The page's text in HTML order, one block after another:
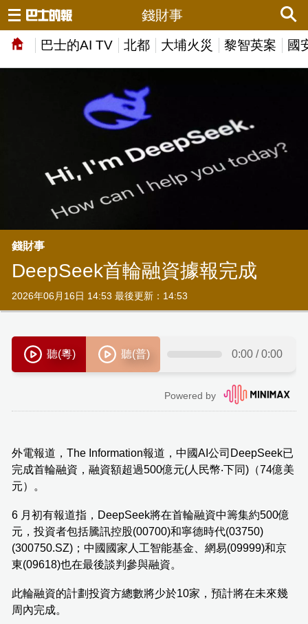
巴士的AI TV 北都 大埔火災 黎智英案 國
錢財事
錢財事
DeepSeek首輪融資據報完成
2026年06月16日 14:53 最後更新：14:53
外電報道，The Information報道，中國AI公司DeepSeek已
完成首輪融資，融資額超過500億元(人民幣‧下同)（74億美
元）。
6 月初有報道指，DeepSeek將在首輪融資中籌集約500億
元，投資者包括騰訊控股(00700)和寧德時代(03750)
(300750.SZ)；中國國家人工智能基金、網易(09999)和京
東(09618)也在最後談判參與融資。
此輪融資的計劃投資方總數將少於10家，預計將在未來幾
周內完成。